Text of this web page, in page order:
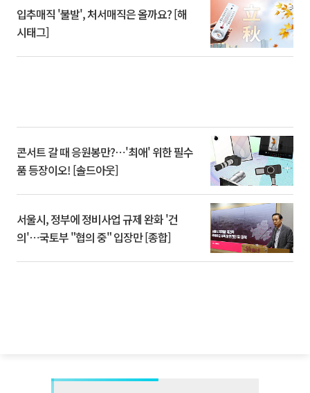
입추매직 '불발', 처서매직은 올까요? [해
시태그]
콘서트 갈 때 응원봉만?⋯'최애' 위한 필수
품 등장이오! [솔드아웃]
서울시, 정부에 정비사업 규제 완화 '건
의'⋯국토부 "협의 중" 입장만 [종합]